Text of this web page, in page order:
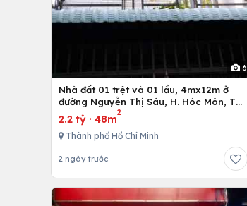
6
Nhà đất 01 trệt và 01 lầu, 4mx12m ở
đường Nguyễn Thị Sáu, H. Hóc Môn, Tp.
Hồ Chí Minh
2.2 tỷ · 48m
2
Thành phố Hồ Chí Minh
2 ngày trước